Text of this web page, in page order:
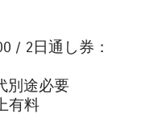
/ 2日通し券：
別途必要
有料